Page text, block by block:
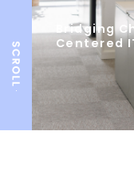
Bridging
Centered